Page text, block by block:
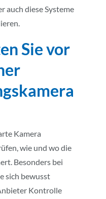
auch diese Systeme
Sie vor
Kamera
wie und wo die
Besonders bei
sich bewusst
Kontrolle